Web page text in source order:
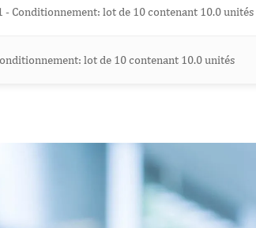
Conditionnement: lot de 10 contenant 10.0 unités
lot de 10 contenant 10.0 unités